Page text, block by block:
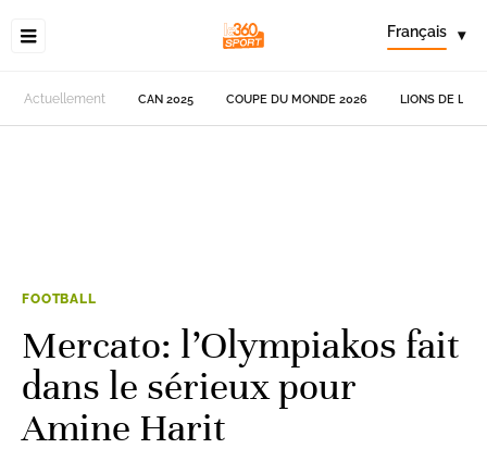
Français ▾
Actuellement CAN 2025 COUPE DU MONDE 2026 LIONS DE
FOOTBALL
Mercato: l’Olympiakos fait
dans le sérieux pour
Amine Harit